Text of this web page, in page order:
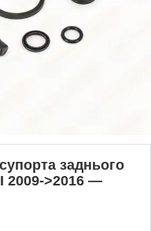
заднього
2009->2016 —